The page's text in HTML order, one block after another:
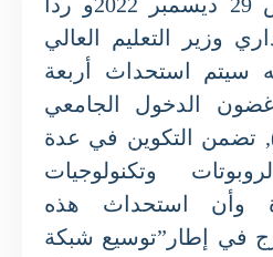
وزير التعليم العالي
سيتم استحداث أربعة
الدخول الجامعي
(2023-2024), تضمن التكوين في عدة
وتكنولوجيات
وأن استحداث هذه
في إطار”توسيع شبكة